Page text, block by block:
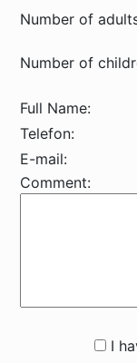
Number of
Number of
Full Name:
Telefon:
E-mail:
Comment:
I